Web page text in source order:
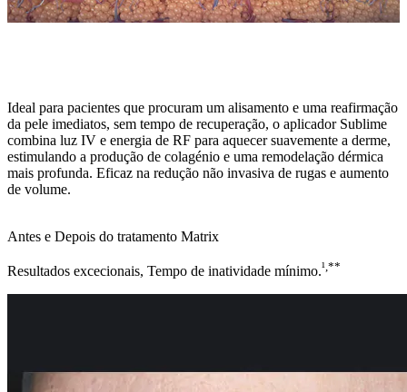
Ideal para pacientes que procuram um alisamento e uma reafirmação
da pele imediatos, sem tempo de recuperação, o aplicador Sublime
combina luz IV e energia de RF para aquecer suavemente a derme,
estimulando a produção de colagénio e uma remodelação dérmica
mais profunda. Eficaz na redução não invasiva de rugas e aumento
de volume.
Antes e Depois do tratamento Matrix
Resultados excecionais, Tempo de inatividade mínimo.¹,**